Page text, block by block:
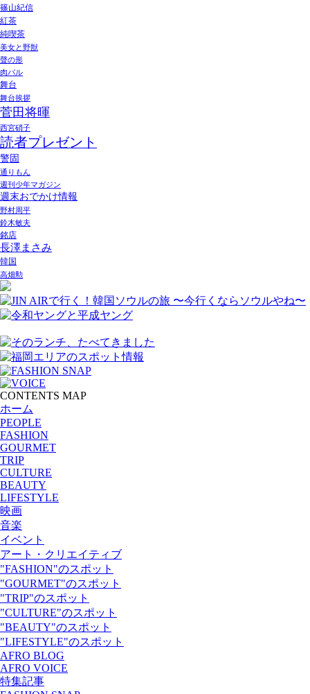
篠山紀信
紅茶
純喫茶
美女と野獣
聲の形
肉バル
舞台
舞台挨拶
菅田将暉
西宮硝子
読者プレゼント
警固
通りもん
週刊少年マガジン
週末おでかけ情報
野村周平
鈴木敏夫
銘店
長澤まさみ
韓国
高畑勲
CONTENTS MAP
ホーム
PEOPLE
FASHION
GOURMET
TRIP
CULTURE
BEAUTY
LIFESTYLE
映画
音楽
イベント
アート・クリエイティブ
"FASHION"のスポット
"GOURMET"のスポット
"TRIP"のスポット
"CULTURE"のスポット
"BEAUTY"のスポット
"LIFESTYLE"のスポット
AFRO BLOG
AFRO VOICE
特集記事